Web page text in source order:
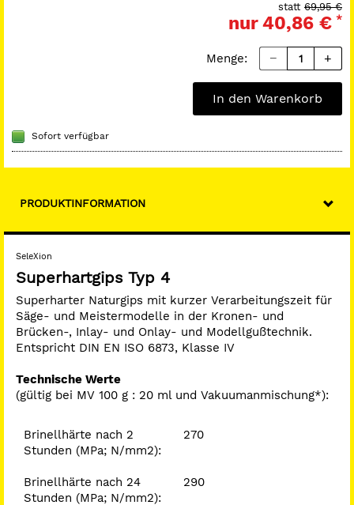
Stunde (MPa; N/mm2):
Abbindeexpansion (%): 0,10
Entformungszeit (Min):
Verarbeitungszeit (Min):
4,5 - 5,5
*Anzumischen unter Verwendung von Aqua Dest, z.B.
DEHP 825 060
69,95 €
statt
nur40,86 € *
Menge:
In den Warenkorb
Sofort verfügbar
PRODUKTINFORMATION
SeleXion
Superhartgips Typ 4
Superharter Naturgips mit kurzer Verarbeitungszeit für
Säge- und Meistermodelle in der Kronen- und
Brücken-, Inlay- und Onlay- und Modellgußtechnik.
Entspricht DIN EN ISO 6873, Klasse IV
Technische Werte
(gültig bei MV 100 g : 20 ml und Vakuumanmischung*):
Brinellhärte nach 2
Stunden (MPa; N/mm2):
270
Brinellhärte nach 24
Stunden (MPa; N/mm2):
290